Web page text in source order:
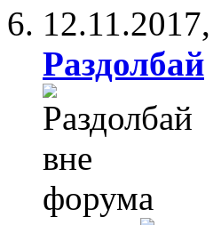
12.11.2017,
Раздолбай